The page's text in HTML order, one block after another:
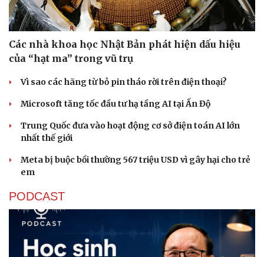
Các nhà khoa học Nhật Bản phát hiện dấu hiệu
của “hạt ma” trong vũ trụ
Vì sao các hãng từ bỏ pin tháo rời trên điện thoại?
Microsoft tăng tốc đầu tư hạ tầng AI tại Ấn Độ
Trung Quốc đưa vào hoạt động cơ sở điện toán AI lớn
nhất thế giới
Meta bị buộc bồi thường 567 triệu USD vì gây hại cho trẻ
em
PODCAST